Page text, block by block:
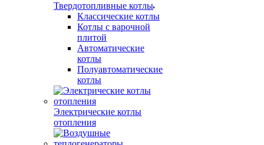
Твердотопливные котлы
Классические котлы
Котлы с варочной
плитой
Автоматические
котлы
Полуавтоматические
котлы
Электрические котлы
отопления